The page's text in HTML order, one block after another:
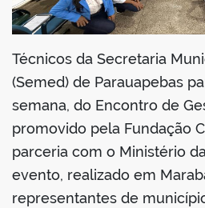
Técnicos da Secretaria
(Semed) de Parauapebas
semana, do Encontro de
promovido pela Fundação
parceria com o Ministério
evento, realizado em
representantes de